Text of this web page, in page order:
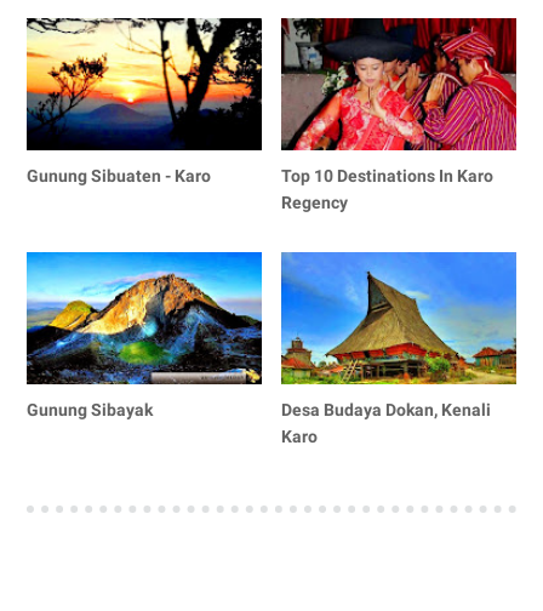
Gunung Sibuaten - Karo
Top 10 Destinations In Karo
Regency
Gunung Sibayak
Desa Budaya Dokan, Kenali
Karo